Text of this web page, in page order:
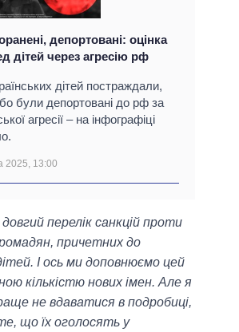
депортовані: оцінка
дітей через агресію рф
дітей постраждали,
були депортовані до рф за
агресії – на інфографіці
2025, 13:00
перелік санкцій проти
причетних до
І ось ми доповнюємо цей
кількістю нових імен. Але я
не вдаватися в подробиці,
що їх оголосять у